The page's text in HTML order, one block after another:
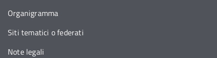
Organigramma
Siti tematici o federati
Note legali